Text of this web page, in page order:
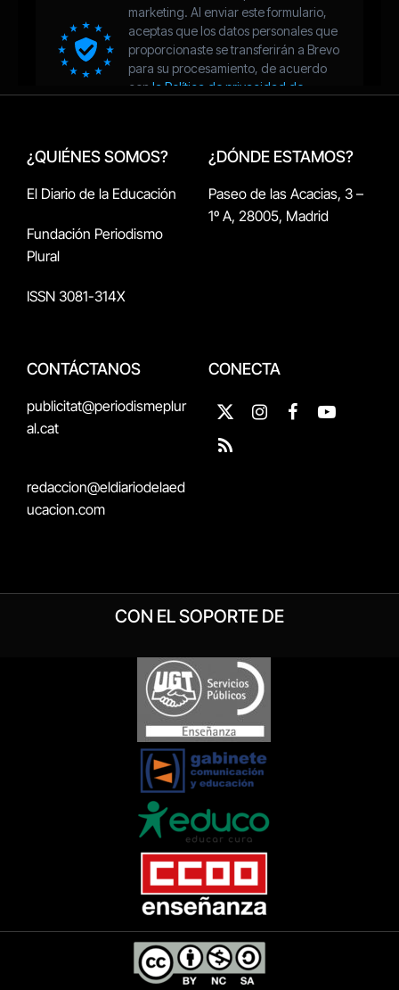
¿QUIÉNES SOMOS?
El Diario de la Educación
Fundación Periodismo
Plural
ISSN 3081-314X
¿DÓNDE ESTAMOS?
Paseo de las Acacias, 3 –
1º A, 28005, Madrid
CONTÁCTANOS
publicitat@periodismeplur
al.cat
redaccion@eldiariodelaed
ucacion.com
CONECTA
X
(Twitter)
InstagramFacebookYouTube
RSS
CON EL SOPORTE DE